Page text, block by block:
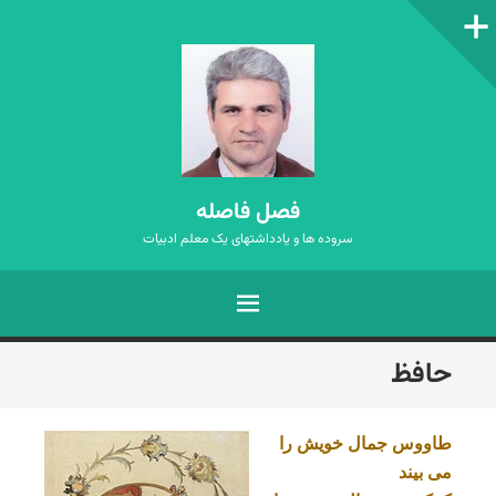
ستون‌کناری
فصل فاصله
سروده ها و یادداشتهای یک معلم ادبیات
فهرست
رفتن
به
حافظ
طاووس جمال خویش را
می بیند